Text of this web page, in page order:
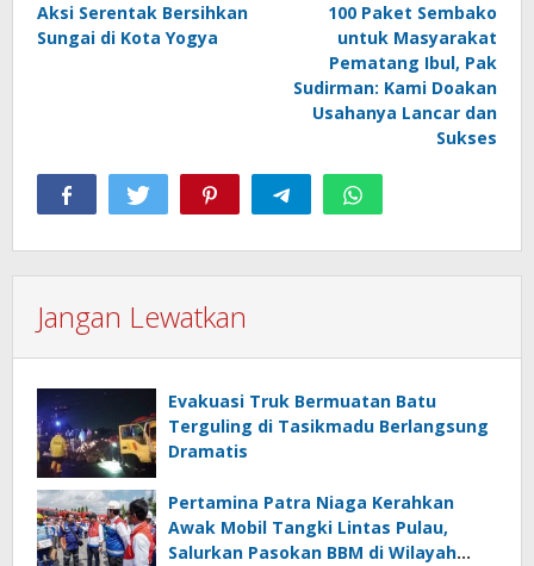
Aksi Serentak Bersihkan
Sungai di Kota Yogya
100 Paket Sembako
untuk Masyarakat
Pematang Ibul, Pak
Sudirman: Kami Doakan
Usahanya Lancar dan
Sukses
Jangan Lewatkan
Evakuasi Truk Bermuatan Batu
Terguling di Tasikmadu Berlangsung
Dramatis
Pertamina Patra Niaga Kerahkan
Awak Mobil Tangki Lintas Pulau,
Salurkan Pasokan BBM di Wilayah